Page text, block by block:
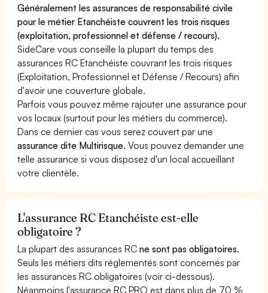
Généralement les assurances de responsabilité civile
pour le métier Etanchéiste couvrent les trois risques
(exploitation, professionnel et défense / recours).
SideCare vous conseille la plupart du temps des
assurances RC Etanchéiste couvrant les trois risques
(Exploitation, Professionnel et Défense / Recours) afin
d'avoir une couverture globale.
Parfois vous pouvez même rajouter une assurance pour
vos locaux (surtout pour les métiers du commerce).
Dans ce dernier cas vous serez couvert par une
assurance dite Multirisque. Vous pouvez demander une
telle assurance si vous disposez d'un local accueillant
votre clientèle.
L'assurance RC Etanchéiste est-elle
obligatoire ?
La plupart des assurances RCne sont pas obligatoires.
Seuls les métiers dits réglementés sont concernés par
les assurances RC obligatoires (voir ci-dessous).
Néanmoins l'assurance RC PRO est dans plus de 70 %